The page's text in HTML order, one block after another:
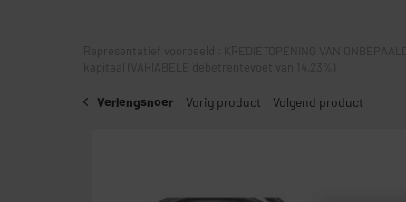
Representatief voorbeeld : KREDIETOPENING VAN
kapitaal (VARIABELE debetrentevoet van 14,23%)
Verlengsnoer Vorig product Volgend product